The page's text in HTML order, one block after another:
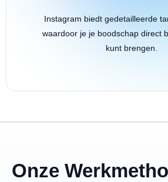
Instagram biedt gedetailleerde
waardoor je je boodschap direct
kunt brengen.
Onze